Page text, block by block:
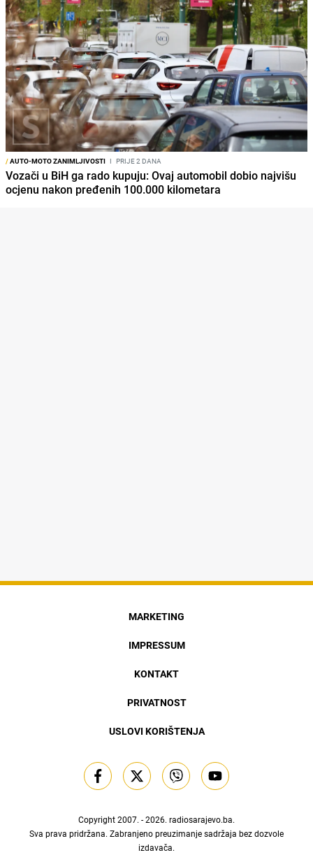
/AUTO-MOTO ZANIMLJIVOSTI I PRIJE 2 DANA
Vozači u BiH ga rado kupuju: Ovaj automobil dobio najvišu
ocjenu nakon pređenih 100.000 kilometara
MARKETING
IMPRESSUM
KONTAKT
PRIVATNOST
USLOVI KORIŠTENJA
Copyright 2007. - 2026. radiosarajevo.ba.
Sva prava pridržana. Zabranjeno preuzimanje sadržaja bez dozvole
izdavača.